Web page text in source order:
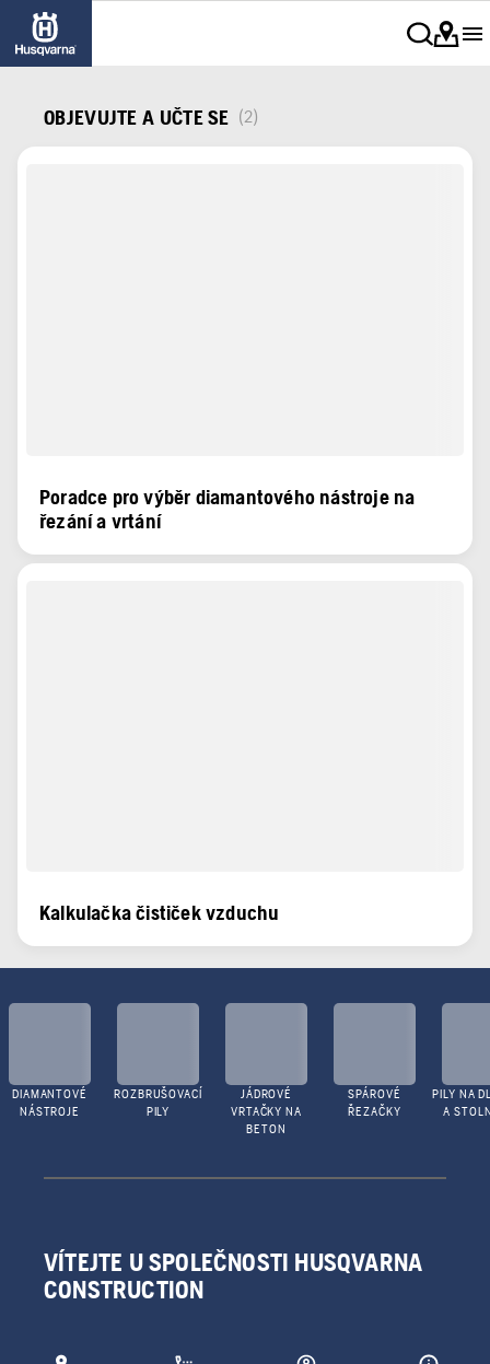
OBJEVUJTE A UČTE SE (2)
Poradce pro výběr diamantového nástroje na
řezání a vrtání
Kalkulačka čističek vzduchu
DIAMANTOVÉ
NÁSTROJE
ROZBRUŠOVACÍ
PILY
JÁDROVÉ
VRTAČKY NA
BETON
SPÁROVÉ
ŘEZAČKY
PILY NA
A
VÍTEJTE U SPOLEČNOSTI HUSQVARNA
CONSTRUCTION